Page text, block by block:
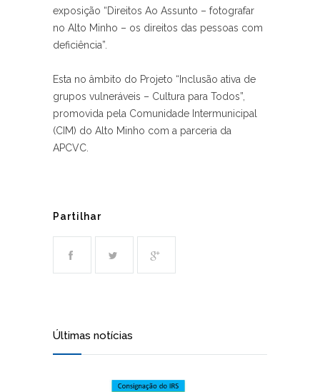
exposição “Direitos Ao Assunto – fotografar
no Alto Minho – os direitos das pessoas com
deficiência”.
Esta no âmbito do Projeto “Inclusão ativa de
grupos vulneráveis – Cultura para Todos”,
promovida pela Comunidade Intermunicipal
(CIM) do Alto Minho com a parceria da
APCVC.
Partilhar
Últimas notícias